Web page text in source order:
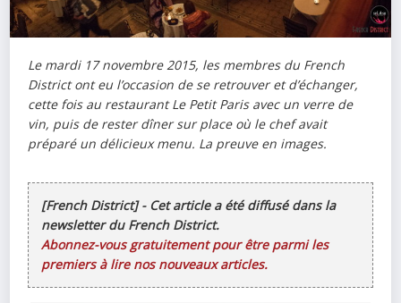
Le mardi 17 novembre 2015, les membres du French
District ont eu l’occasion de se retrouver et d’échanger,
cette fois au restaurant Le Petit Paris avec un verre de
vin, puis de rester dîner sur place où le chef avait
préparé un délicieux menu. La preuve en images.
[French District] - Cet article a été diffusé dans la
newsletter du French District.
Abonnez-vous gratuitement pour être parmi les
premiers à lire nos nouveaux articles.